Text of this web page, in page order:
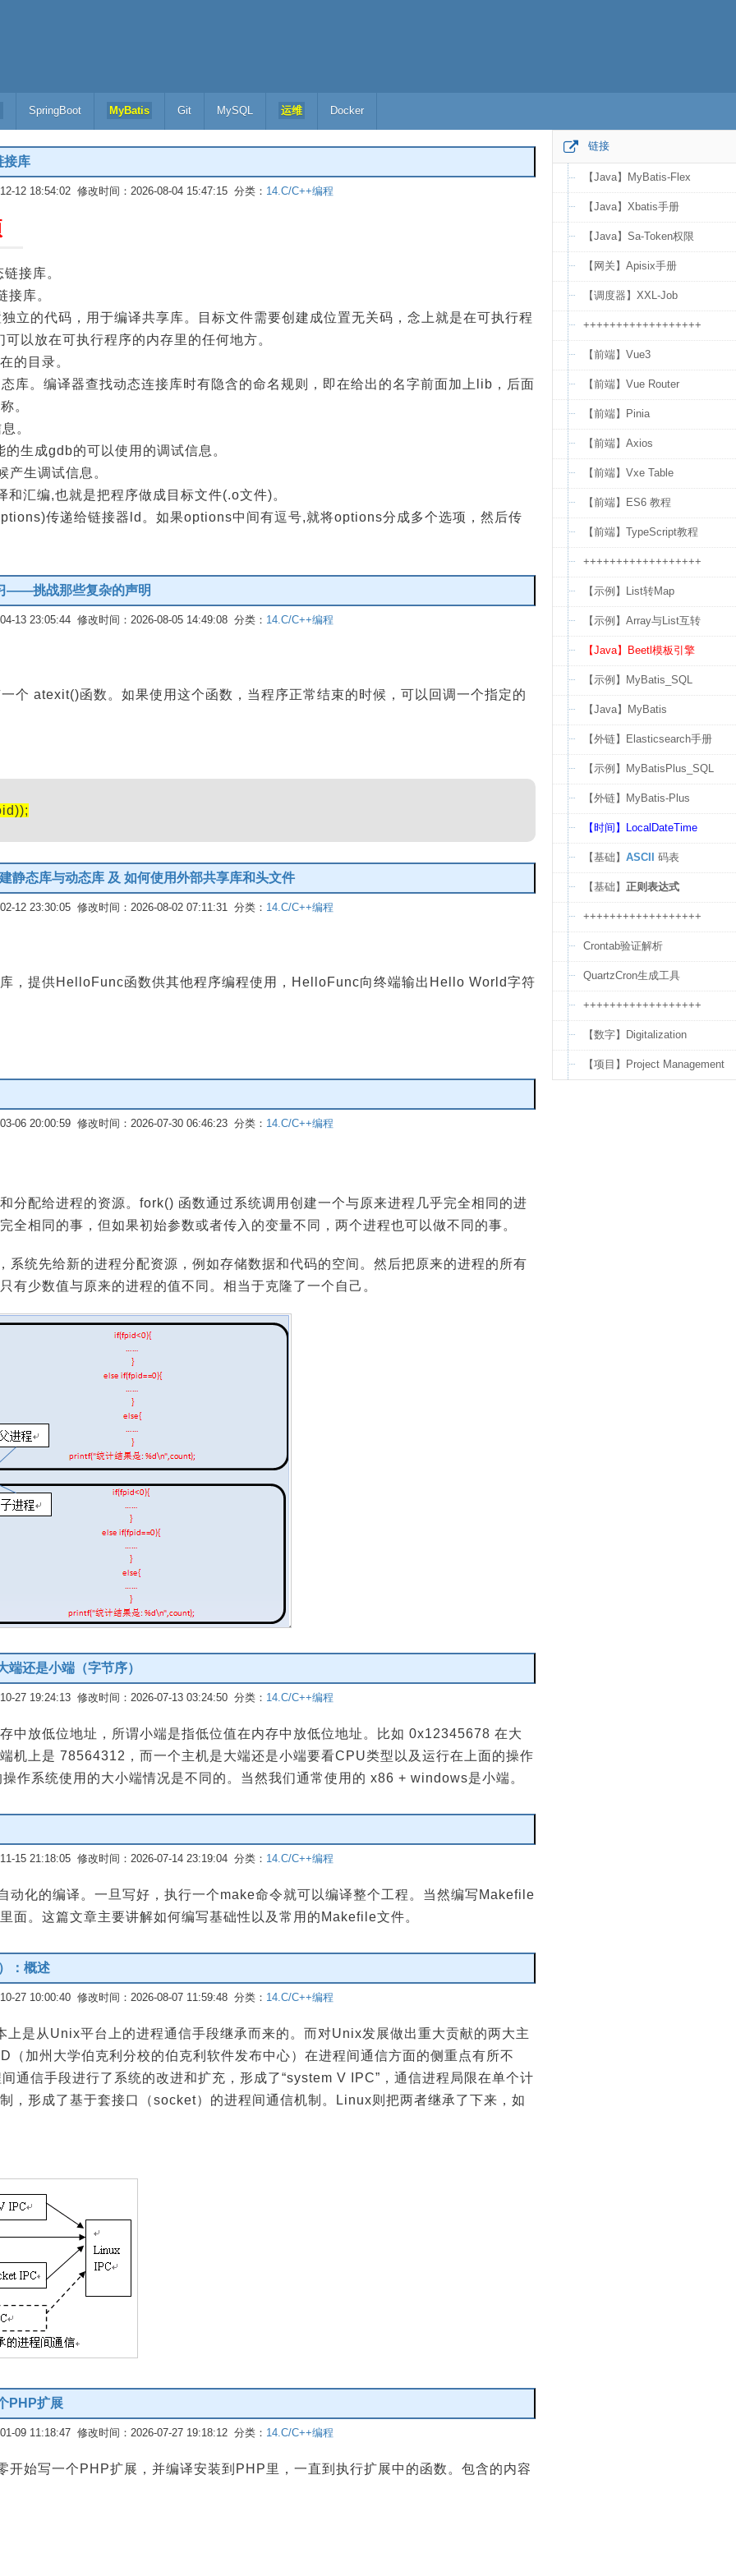
SpringBoot MyBatis Git MySQL 运维 Docker
接库
12 18:54:02 修改时间：2026-08-04 15:47:15 分类： 14.C/C++编程
接库。
库。
立的代码，用于编译共享库。目标文件需要创建成位置无关码，念上就是在可执行程
以放在可执行程序的内存里的任何地方。
的目录。
库。编译器查找动态连接库时有隐含的命名规则，即在给出的名字前面加上lib，后面
。
。
生成gdb的可以使用的调试信息。
产生调试信息。
和汇编,也就是把程序做成目标文件(.o文件)。
传递给链接器ld。如果options中间有逗号,就将options分成多个选项，然后传
——挑战那些复杂的声明
13 23:05:44 修改时间：2026-08-05 14:49:08 分类： 14.C/C++编程
个 atexit()函数。如果使用这个函数，当程序正常结束的时候，可以回调一个指定的
静态库与动态库 及 如何使用外部共享库和头文件
12 23:30:05 修改时间：2026-08-02 07:11:31 分类： 14.C/C++编程
，提供HelloFunc函数供其他程序编程使用，HelloFunc向终端输出Hello World字符
06 20:00:59 修改时间：2026-07-30 06:46:23 分类： 14.C/C++编程
分配给进程的资源。fork() 函数通过系统调用创建一个与原来进程几乎完全相同的进
全相同的事，但如果初始参数或者传入的变量不同，两个进程也可以做不同的事。
系统先给新的进程分配资源，例如存储数据和代码的空间。然后把原来的进程的所有
有少数值与原来的进程的值不同。相当于克隆了一个自己。
还是小端（字节序）
27 19:24:13 修改时间：2026-07-13 03:24:50 分类： 14.C/C++编程
中放低位地址，所谓小端是指低位值在内存中放低位地址。比如 0x12345678 在大
机上是 78564312，而一个主机是大端还是小端要看CPU类型以及运行在上面的操作
作系统使用的大小端情况是不同的。当然我们通常使用的 x86 + windows是小端。
15 21:18:05 修改时间：2026-07-14 23:19:04 分类： 14.C/C++编程
动化的编译。一旦写好，执行一个make命令就可以编译整个工程。当然编写Makefile
面。这篇文章主要讲解如何编写基础性以及常用的Makefile文件。
：概述
27 10:00:40 修改时间：2026-08-07 11:59:48 分类： 14.C/C++编程
上是从Unix平台上的进程通信手段继承而来的。而对Unix发展做出重大贡献的两大主
（加州大学伯克利分校的伯克利软件发布中心）在进程间通信方面的侧重点有所不
通信手段进行了系统的改进和扩充，形成了“system V IPC”，通信进程局限在单个计
，形成了基于套接口（socket）的进程间通信机制。Linux则把两者继承了下来，如
PHP扩展
09 11:18:47 修改时间：2026-07-27 19:18:12 分类： 14.C/C++编程
开始写一个PHP扩展，并编译安装到PHP里，一直到执行扩展中的函数。包含的内容
链接
【Java】MyBatis-Flex
【Java】Xbatis手册
【Java】Sa-Token权限
【网关】Apisix手册
【调度器】XXL-Job
++++++++++++++++++
【前端】Vue3
【前端】Vue Router
【前端】Pinia
【前端】Axios
【前端】Vxe Table
【前端】ES6 教程
【前端】TypeScript教程
++++++++++++++++++
【示例】List转Map
【示例】Array与List互转
【Java】Beetl模板引擎
【示例】MyBatis_SQL
【Java】MyBatis
【外链】Elasticsearch手册
【示例】MyBatisPlus_SQL
【外链】MyBatis-Plus
【时间】LocalDateTime
【基础】 ASCII 码表
【基础】 正则表达式
++++++++++++++++++
Crontab验证解析
QuartzCron生成工具
++++++++++++++++++
【数字】Digitalization
【项目】Project Management